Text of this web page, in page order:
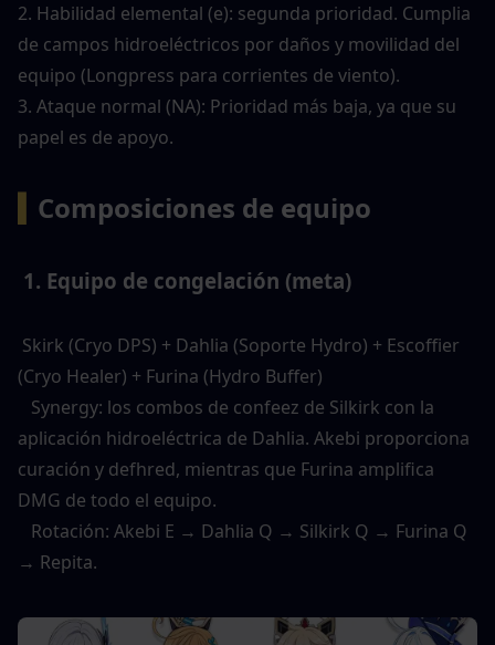
2. Habilidad elemental (e): segunda prioridad. Cumplia
de campos hidroeléctricos por daños y movilidad del
equipo (Longpress para corrientes de viento).
3. Ataque normal (NA): Prioridad más baja, ya que su
papel es de apoyo.
Composiciones de equipo
1. Equipo de congelación (meta)
Skirk (Cryo DPS) + Dahlia (Soporte Hydro) + Escoffier
(Cryo Healer) + Furina (Hydro Buffer)
Synergy: los combos de confeez de Silkirk con la
aplicación hidroeléctrica de Dahlia. Akebi proporciona
curación y defhred, mientras que Furina amplifica
DMG de todo el equipo.
Rotación: Akebi E → Dahlia Q → Silkirk Q → Furina Q
→ Repita.